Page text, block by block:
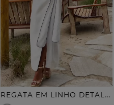
R
EGATA EM LINHO DETALHE VIVO